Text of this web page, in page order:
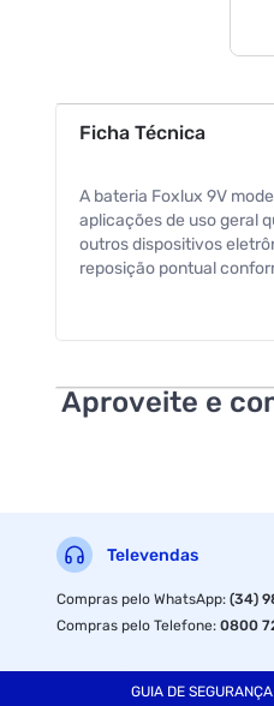
Ficha Técnica
A bateria Foxlux 9V
aplicações de uso geral
outros dispositivos
reposição pontual
Aproveite e
Televendas
Compras pelo WhatsApp:(34)
Compras pelo Telefone:0800
GUIA DE SEGURANÇA